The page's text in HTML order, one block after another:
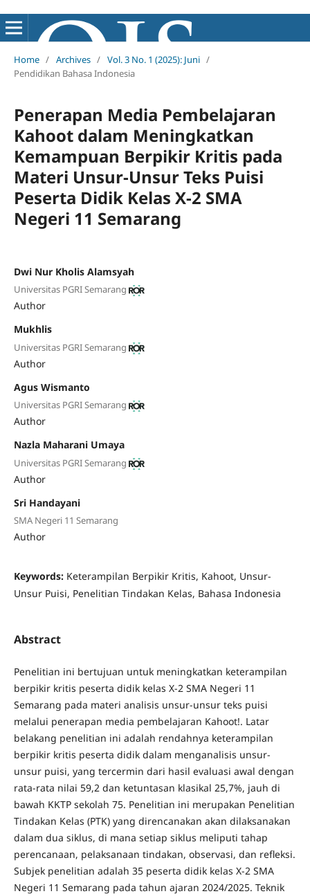
Home / Archives / Vol. 3 No. 1 (2025): Juni /
Pendidikan Bahasa Indonesia
Penerapan Media Pembelajaran
Kahoot dalam Meningkatkan
Kemampuan Berpikir Kritis pada
Materi Unsur-Unsur Teks Puisi
Peserta Didik Kelas X-2 SMA
Negeri 11 Semarang
Dwi Nur Kholis Alamsyah
Universitas PGRI Semarang
Author
Mukhlis
Universitas PGRI Semarang
Author
Agus Wismanto
Universitas PGRI Semarang
Author
Nazla Maharani Umaya
Universitas PGRI Semarang
Author
Sri Handayani
SMA Negeri 11 Semarang
Author
Keywords: Keterampilan Berpikir Kritis, Kahoot, Unsur-
Unsur Puisi, Penelitian Tindakan Kelas, Bahasa Indonesia
Abstract
Penelitian ini bertujuan untuk meningkatkan keterampilan
berpikir kritis peserta didik kelas X-2 SMA Negeri 11
Semarang pada materi analisis unsur-unsur teks puisi
melalui penerapan media pembelajaran Kahoot!. Latar
belakang penelitian ini adalah rendahnya keterampilan
berpikir kritis peserta didik dalam menganalisis unsur-
unsur puisi, yang tercermin dari hasil evaluasi awal dengan
rata-rata nilai 59,2 dan ketuntasan klasikal 25,7%, jauh di
bawah KKTP sekolah 75. Penelitian ini merupakan Penelitian
Tindakan Kelas (PTK) yang direncanakan akan dilaksanakan
dalam dua siklus, di mana setiap siklus meliputi tahap
perencanaan, pelaksanaan tindakan, observasi, dan refleksi.
Subjek penelitian adalah 35 peserta didik kelas X-2 SMA
Negeri 11 Semarang pada tahun ajaran 2024/2025. Teknik